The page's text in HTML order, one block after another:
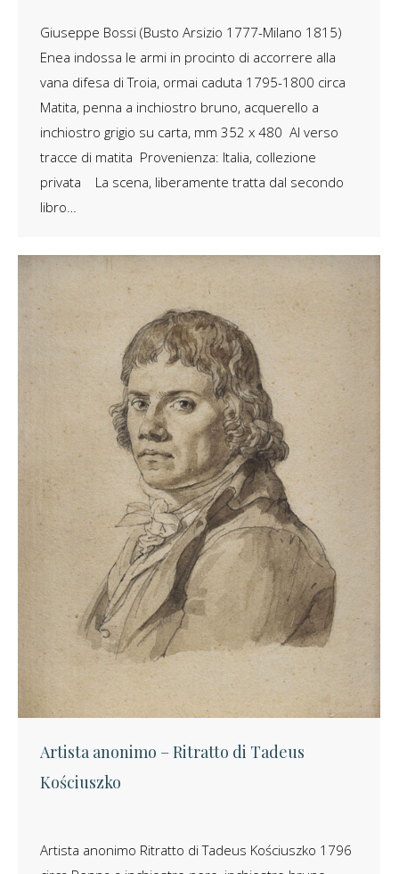
Giuseppe Bossi (Busto Arsizio 1777-Milano 1815)
Enea indossa le armi in procinto di accorrere alla
vana difesa di Troia, ormai caduta 1795-1800 circa
Matita, penna a inchiostro bruno, acquerello a
inchiostro grigio su carta, mm 352 x 480 Al verso
tracce di matita Provenienza: Italia, collezione
privata La scena, liberamente tratta dal secondo
libro…
Artista anonimo – Ritratto di Tadeus
Kościuszko
Artista anonimo Ritratto di Tadeus Kościuszko 1796